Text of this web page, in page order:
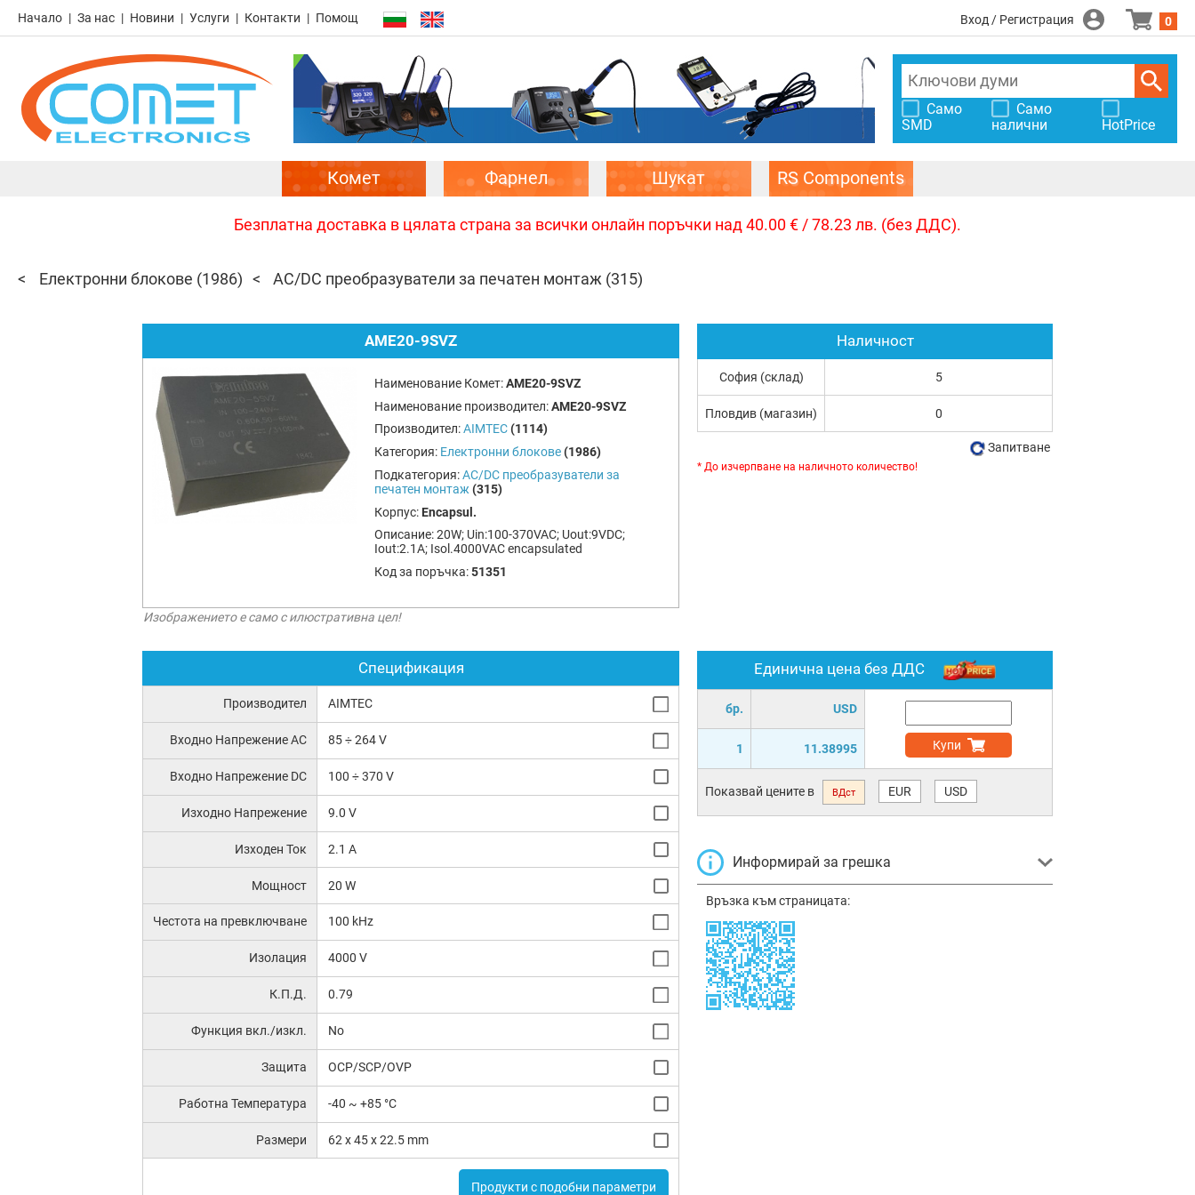
Начало За нас Новини Услуги Контакти Помощ Вход / Регистрация 0
Само
SMD
Само
налични
HotPrice
Комет Фарнел Шукат RS Components
Безплатна доставка в цялата страна за всички онлайн поръчки над 40.00 € / 78.23 лв. (без ДДС).
Електронни блокове (1986) AC/DC преобразуватели за печатен монтаж (315)
AME20-9SVZ
Наименование Комет:AME20-9SVZ
Наименование производител:AME20-9SVZ
Производител:AIMTEC (1114)
Категория: Електронни блокове (1986)
Подкатегория:AC/DC преобразуватели за
печатен монтаж (315)
Корпус: Encapsul.
Описание:20W; Uin:100-370VAC; Uout:9VDC;
Iout:2.1A; Isol.4000VAC encapsulated
Код за поръчка:51351
Изображението е само с илюстративна цел!
Спецификация
Производител AIMTEC
Входно Напрежение AC 85 ÷ 264 V
Входно Напрежение DC 100 ÷ 370 V
Изходно Напрежение 9.0 V
Изходен Ток 2.1 A
Мощност 20 W
Честота на превключване 100 kHz
Изолация 4000 V
К.П.Д. 0.79
Функция вкл./изкл. No
Защита OCP/SCP/OVP
Работна Температура -40 ~ +85 °C
Размери 62 x 45 x 22.5 mm
Продукти с подобни параметри
Единична цена без ДДС
бр. USD
1 11.38995 Купи
Показвай цените в ВДст EUR USD
Информирай за грешка
Връзка към страницата:
Наличност
София (склад) 5
Пловдив (магазин) 0
Запитване
* До изчерпване на наличното количество!